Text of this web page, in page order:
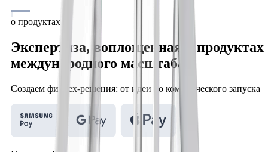
о продуктах
Экспертиза, воплощенная в продуктах
международного масштаба
Создаем финтех‑решения: от идеи до коммерческого запуска